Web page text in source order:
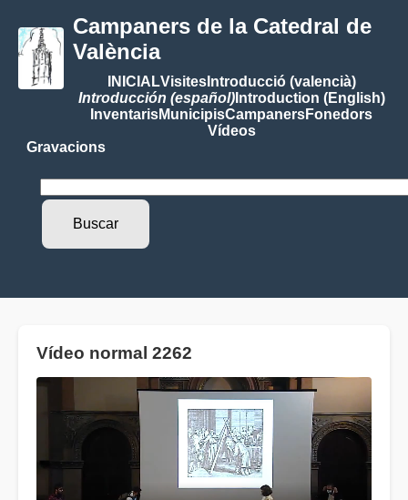
Campaners de la Catedral de
València
INICIALVisitesIntroducció (valencià)
Introducción (español)Introduction (English)
InventarisMunicipisCampanersFonedors
Vídeos
Gravacions
Vídeo normal 2262